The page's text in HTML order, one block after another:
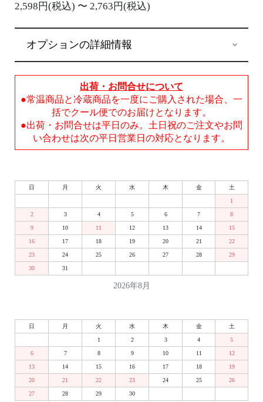
2,598円(税込) 〜 2,763円(税込)
オプションの詳細情報
出荷・お問合せについて
●常温商品と冷蔵商品を一度にご購入された場合、一
括でクール便でのお届けとなります。
●出荷・お問合せは平日のみ。土日祝のご注文やお問
い合わせは次の平日営業日の対応となります。
2026年8月
日 月 火 水 木 金 土
1
2 3 4 5 6 7 8
9 10 11 12 13 14 15
16 17 18 19 20 21 22
23 24 25 26 27 28 29
30 31
日 月 火 水 木 金 土
1 2 3 4 5
6 7 8 9 10 11 12
13 14 15 16 17 18 19
20 21 22 23 24 25 26
27 28 29 30